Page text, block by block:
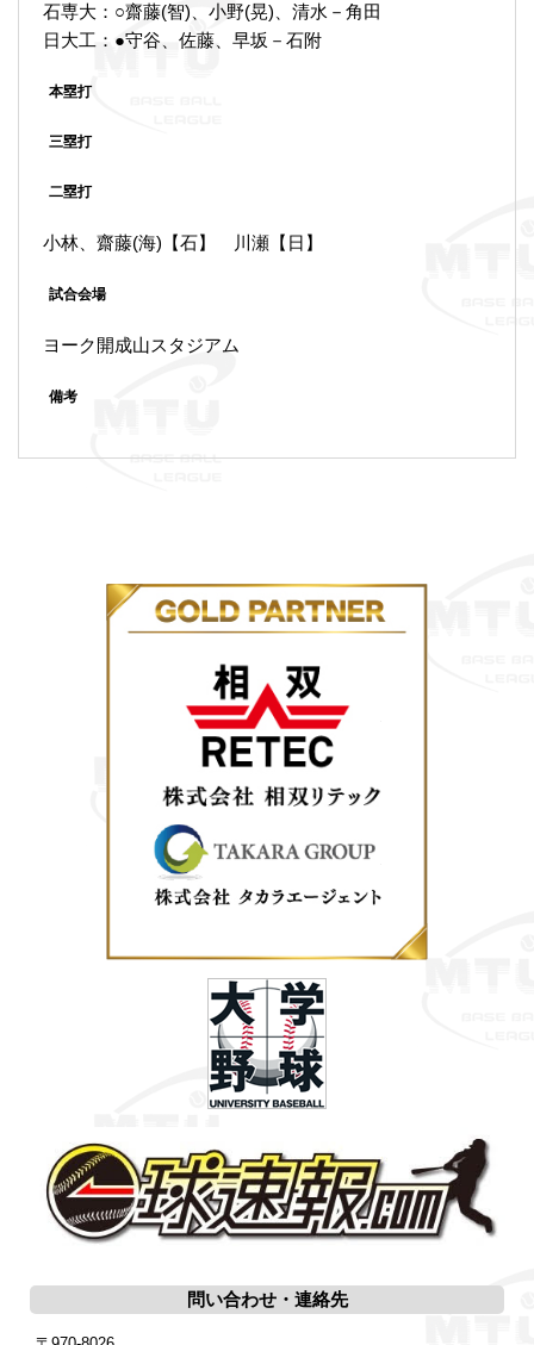
石専大：○齋藤(智)、小野(晃)、清水－角田
日大工：●守谷、佐藤、早坂－石附
本塁打
三塁打
二塁打
小林、齋藤(海)【石】 川瀬【日】
試合会場
ヨーク開成山スタジアム
備考
問い合わせ・連絡先